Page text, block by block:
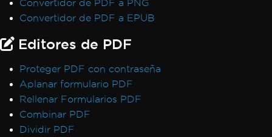
Convertidor de PDF a PNG
Convertidor de PDF a EPUB
Editores de PDF
Proteger PDF con contraseña
Aplanar formulario PDF
Rellenar Formularios PDF
Combinar PDF
Dividir PDF